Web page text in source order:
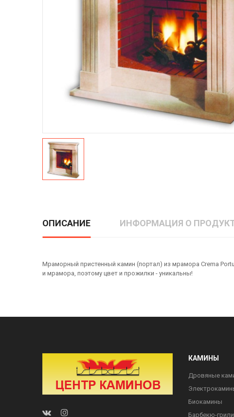
ОПИСАНИЕ ИНФОРМАЦИЯ О
Мраморный пристенный камин (портал) из мрамора Crema
и мрамора, поэтому цвет и прожилки - уникальны!
КАМИНЫ
Дровяные
Биокамины
Барбекю-грили